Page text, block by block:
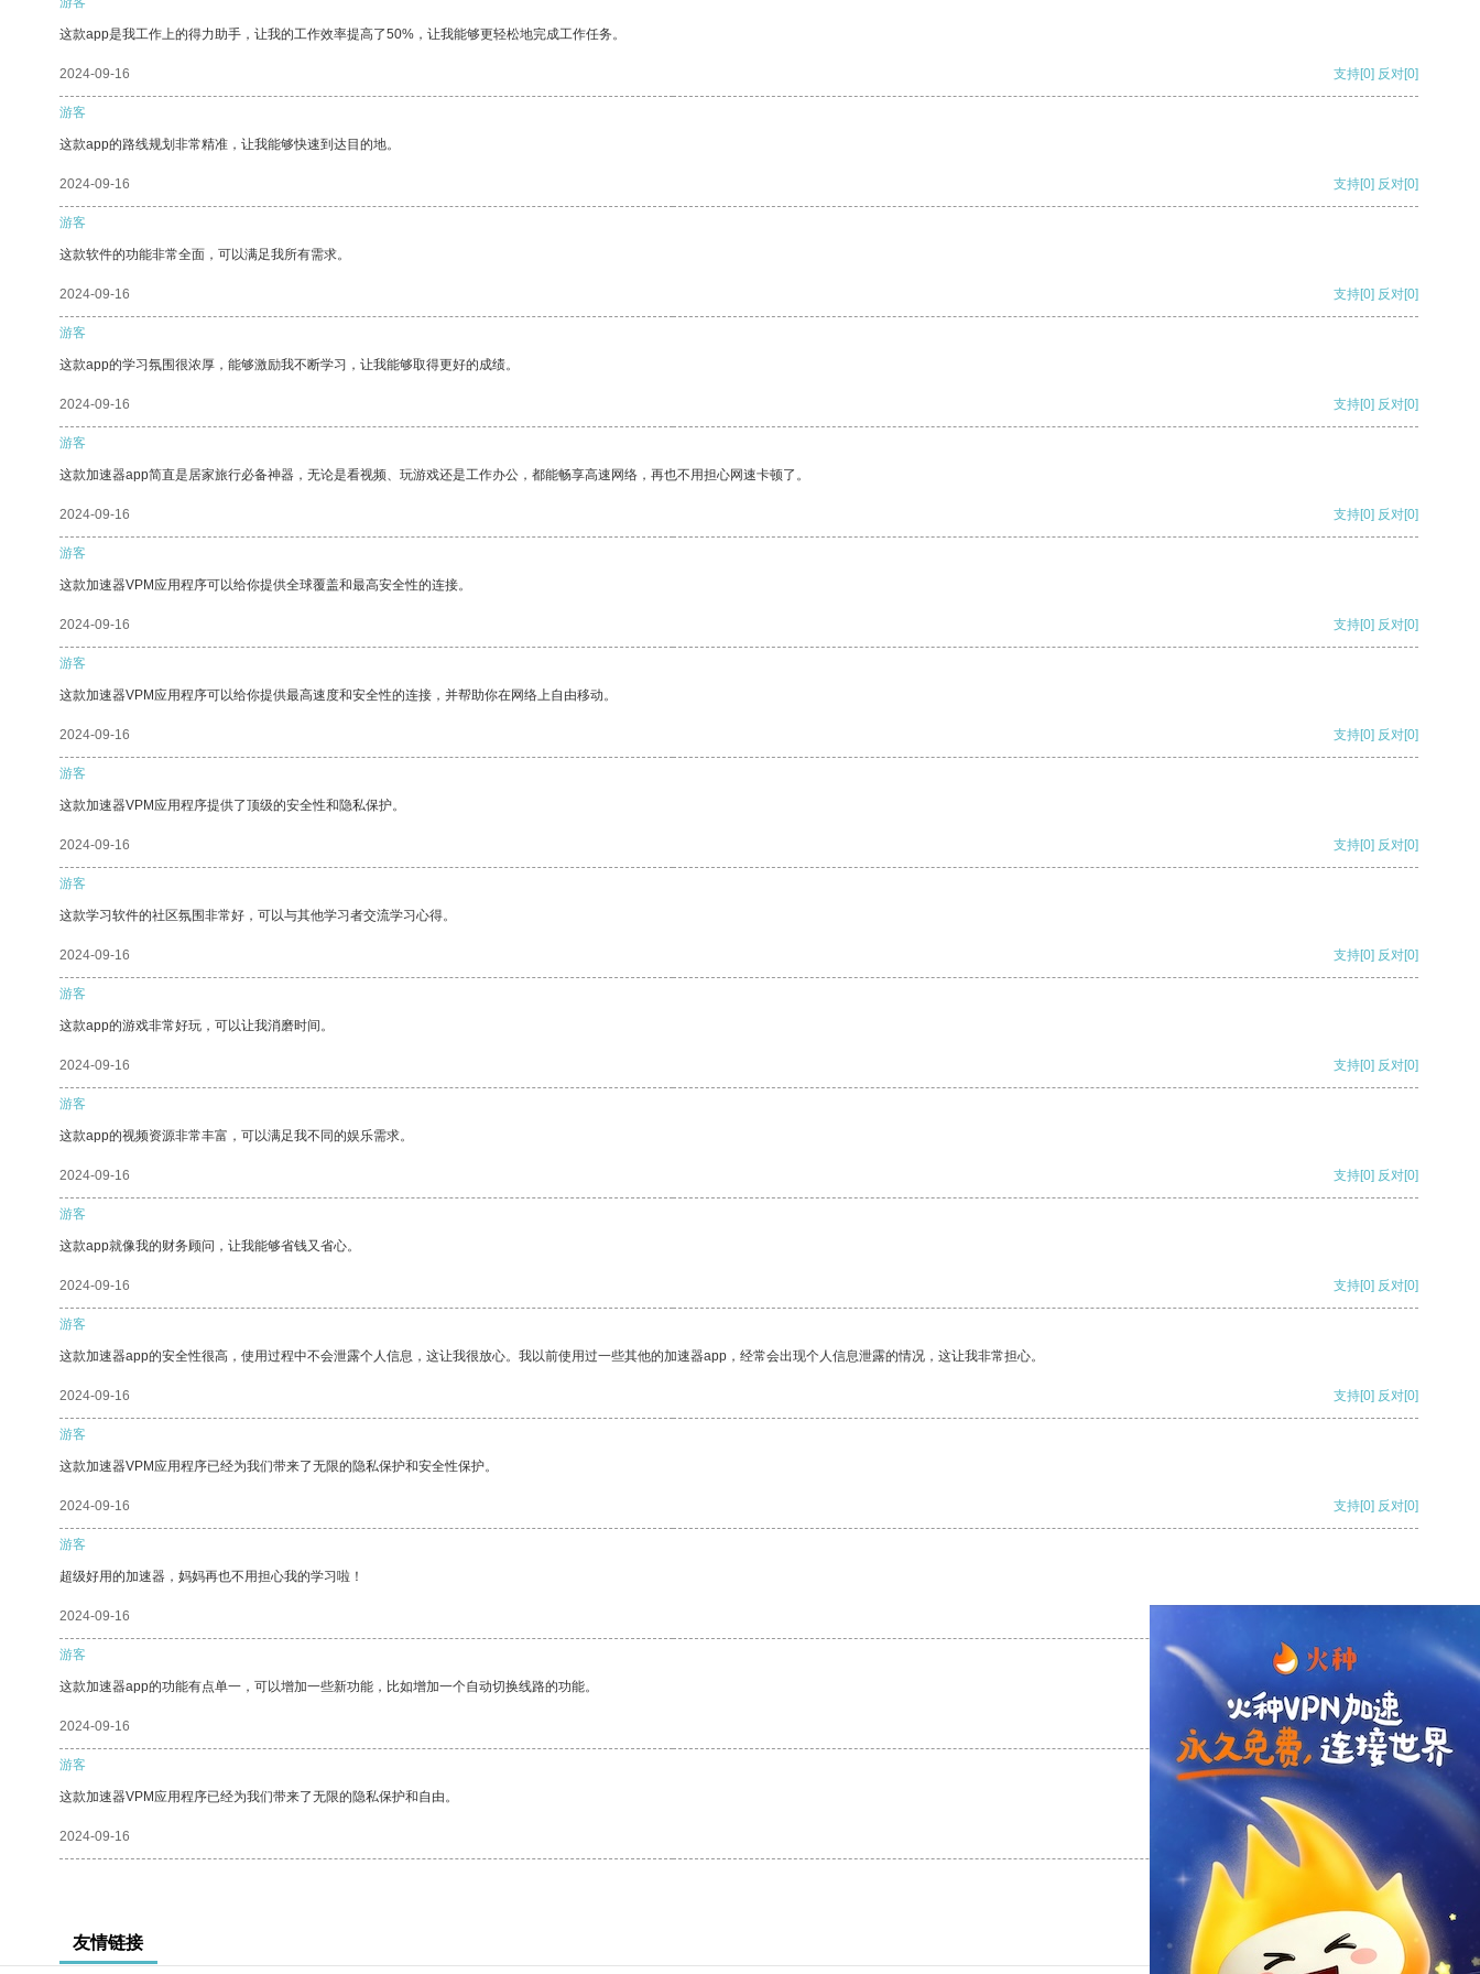
这款app是我工作上的得力助手，让我的工作效率提高了50%，让我能够更轻松地完成工作任务。
2024-09-16 支持[0] 反对[0]
游客
这款app的路线规划非常精准，让我能够快速到达目的地。
2024-09-16 支持[0] 反对[0]
游客
这款软件的功能非常全面，可以满足我所有需求。
2024-09-16 支持[0] 反对[0]
游客
这款app的学习氛围很浓厚，能够激励我不断学习，让我能够取得更好的成绩。
2024-09-16 支持[0] 反对[0]
游客
这款加速器app简直是居家旅行必备神器，无论是看视频、玩游戏还是工作办公，都能畅享高速网络，再也不用担心网速卡顿了。
2024-09-16 支持[0] 反对[0]
游客
这款加速器VPM应用程序可以给你提供全球覆盖和最高安全性的连接。
2024-09-16 支持[0] 反对[0]
游客
这款加速器VPM应用程序可以给你提供最高速度和安全性的连接，并帮助你在网络上自由移动。
2024-09-16 支持[0] 反对[0]
游客
这款加速器VPM应用程序提供了顶级的安全性和隐私保护。
2024-09-16 支持[0] 反对[0]
游客
这款学习软件的社区氛围非常好，可以与其他学习者交流学习心得。
2024-09-16 支持[0] 反对[0]
游客
这款app的游戏非常好玩，可以让我消磨时间。
2024-09-16 支持[0] 反对[0]
游客
这款app的视频资源非常丰富，可以满足我不同的娱乐需求。
2024-09-16 支持[0] 反对[0]
游客
这款app就像我的财务顾问，让我能够省钱又省心。
2024-09-16 支持[0] 反对[0]
游客
这款加速器app的安全性很高，使用过程中不会泄露个人信息，这让我很放心。我以前使用过一些其他的加速器app，经常会出现个人信息泄露的情况，这让我非常担心。
2024-09-16 支持[0] 反对[0]
游客
这款加速器VPM应用程序已经为我们带来了无限的隐私保护和安全性保护。
2024-09-16 支持[0] 反对[0]
游客
超级好用的加速器，妈妈再也不用担心我的学习啦！
2024-09-16
游客
这款加速器app的功能有点单一，可以增加一些新功能，比如增加一个自动切换线路的功能。
2024-09-16 支持 [0] 反对 [0]
游客
这款加速器VPM应用程序已经为我们带来了无限的隐私保护和自由。
2024-09-16 支持
友情链接